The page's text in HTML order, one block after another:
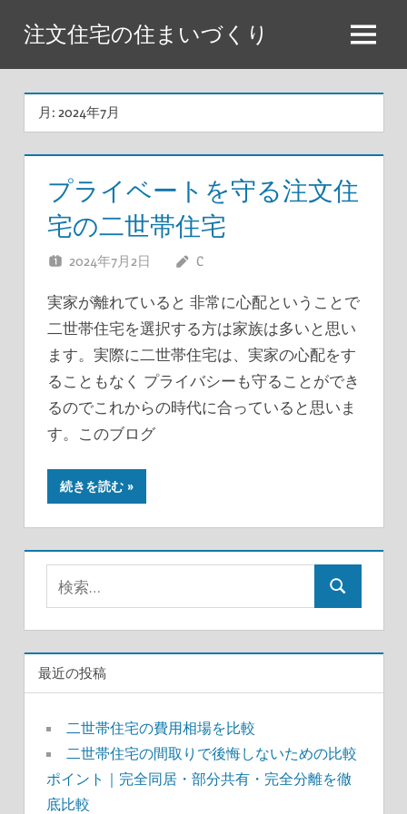
テ
注文住宅の住まいづくり
メ
ニ
ュ
月: 2024年7月
プライベートを守る注文住
宅の二世帯住宅
2024年7月2日 C
実家が離れていると 非常に心配ということで
二世帯住宅を選択する方は家族は多いと思い
ます。実際に二世帯住宅は、実家の心配をす
ることもなく プライバシーも守ることができ
るのでこれからの時代に合っていると思いま
す。このブログ
続きを読む
検
最近の投稿
二世帯住宅の費用相場を比較
二世帯住宅の間取りで後悔しないための比較
ポイント｜完全同居・部分共有・完全分離を徹
底比較